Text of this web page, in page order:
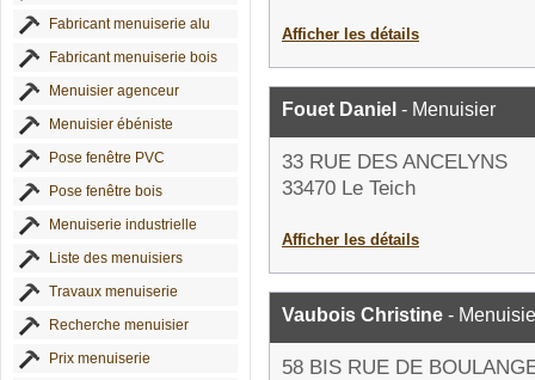
Fabricant menuiserie alu
Fabricant menuiserie bois
Menuisier agenceur
Menuisier ébéniste
Pose fenêtre PVC
Pose fenêtre bois
Menuiserie industrielle
Liste des menuisiers
Travaux menuiserie
Recherche menuisier
Prix menuiserie
Afficher les détails
Fouet Daniel - Menuisier
33 RUE DES ANCELYNS
33470 Le Teich
Afficher les détails
Vaubois Christine -
58 BIS RUE DE